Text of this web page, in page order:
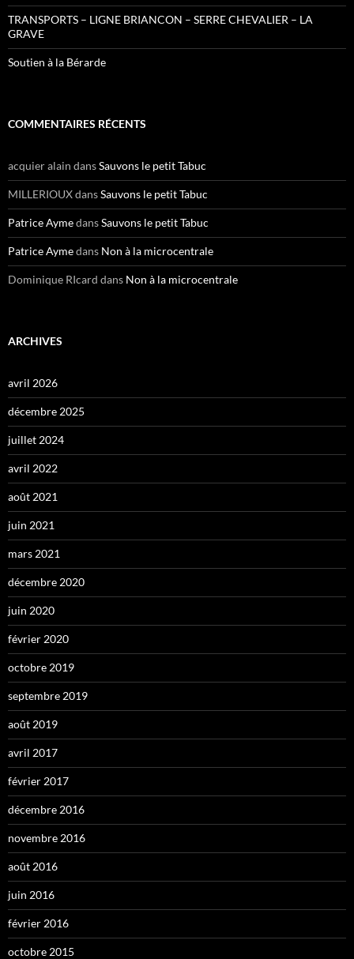
TRANSPORTS – LIGNE BRIANCON – SERRE CHEVALIER – LA
GRAVE
Soutien à la Bérarde
COMMENTAIRES RÉCENTS
acquier alain dansSauvons le petit Tabuc
MILLERIOUXdansSauvons le petit Tabuc
Patrice AymedansSauvons le petit Tabuc
Patrice Aymedans Non à la microcentrale
Dominique RIcard dans Non à la microcentrale
ARCHIVES
avril 2026
décembre 2025
juillet 2024
avril 2022
août 2021
juin 2021
mars 2021
décembre 2020
juin 2020
février 2020
octobre 2019
septembre 2019
août 2019
avril 2017
février 2017
décembre 2016
novembre 2016
août 2016
juin 2016
février 2016
octobre 2015